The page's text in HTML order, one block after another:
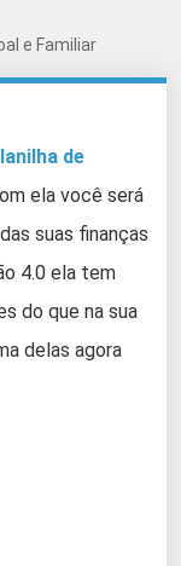
e Familiar
de
ela você será
suas finanças
4.0 ela tem
do que na sua
delas agora